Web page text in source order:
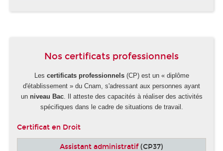
Nos certificats professionnels
Les certificats professionnels(CP) est un « diplôme
d'établissement » du Cnam, s'adressant aux personnes ayant
un niveau Bac. Il atteste des capacités à réaliser des activités
spécifiques dans le cadre de situations de travail.
Certificat en Droit
Assistant administratif(CP37)